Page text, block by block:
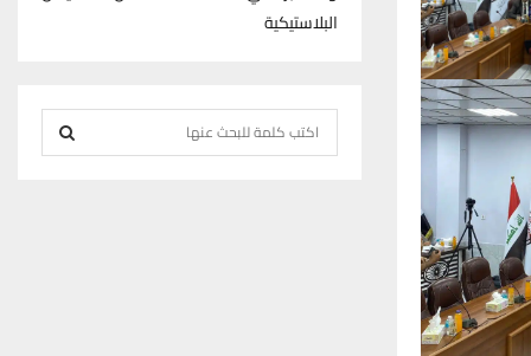
البلاستيكية
e